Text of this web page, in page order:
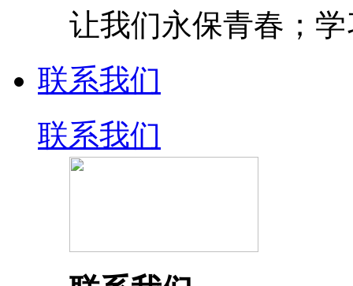
让我们永保青春；
联系我们
联系我们